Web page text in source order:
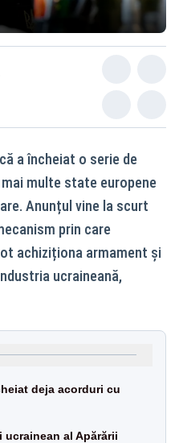
a încheiat o serie de
multe state europene
Anunțul vine la scurt
prin care
achiziționa armament și
ucraineană,
deja acorduri cu
al Apărării